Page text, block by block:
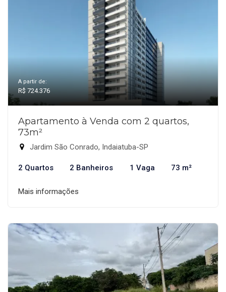
A partir de:
R$ 724.376
Apartamento à Venda com 2 quartos,
73m²
Jardim São Conrado, Indaiatuba-SP
2 Quartos 2 Banheiros 1 Vaga 73 m²
Mais informações